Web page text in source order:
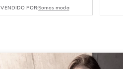
VENDIDO POR:Somos moda